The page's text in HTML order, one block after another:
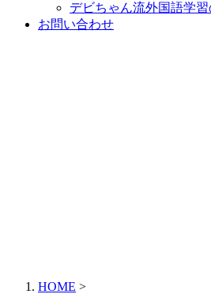
デビちゃん流外国語学習
お問い合わせ
HOME >